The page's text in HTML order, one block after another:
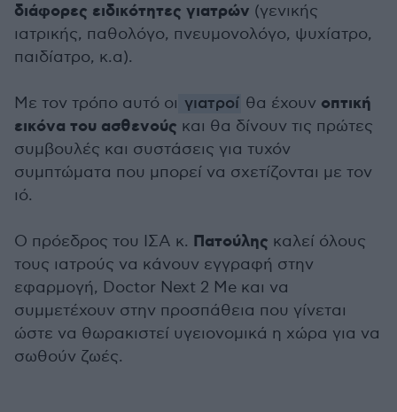
διάφορες ειδικότητες γιατρών (γενικής
ιατρικής, παθολόγο, πνευμονολόγο, ψυχίατρο,
παιδίατρο, κ.α).
Με τον τρόπο αυτό οι γιατροί θα έχουν οπτική
εικόνα του ασθενούς και θα δίνουν τις πρώτες
συμβουλές και συστάσεις για τυχόν
συμπτώματα που μπορεί να σχετίζονται με τον
ιό.
Ο πρόεδρος του ΙΣΑ κ. Πατούλης καλεί όλους
τους ιατρούς να κάνουν εγγραφή στην
εφαρμογή, Doctor Next 2 Me και να
συμμετέχουν στην προσπάθεια που γίνεται
ώστε να θωρακιστεί υγειονομικά η χώρα για να
σωθούν ζωές.